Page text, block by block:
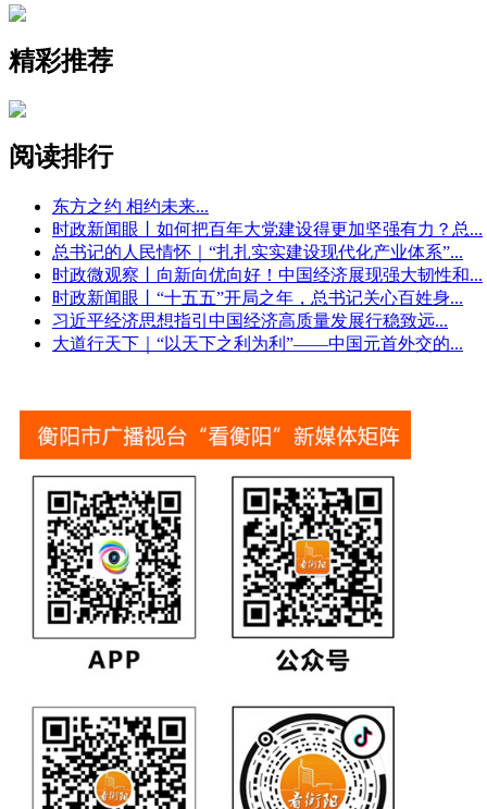
精彩推荐
阅读排行
东方之约 相约未来...
时政新闻眼丨如何把百年大党建设得更加坚强有力？总...
总书记的人民情怀｜“扎扎实实建设现代化产业体系”...
时政微观察丨向新向优向好！中国经济展现强大韧性和...
时政新闻眼丨“十五五”开局之年，总书记关心百姓身...
习近平经济思想指引中国经济高质量发展行稳致远...
大道行天下｜“以天下之利为利”——中国元首外交的...